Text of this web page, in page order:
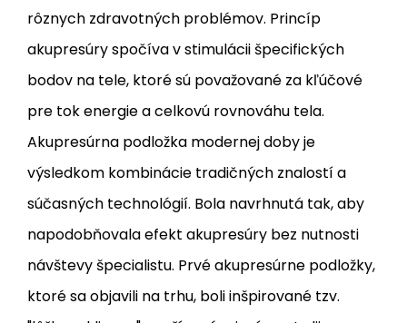
rôznych zdravotných problémov. Princíp
akupresúry spočíva v stimulácii špecifických
bodov na tele, ktoré sú považované za kľúčové
pre tok energie a celkovú rovnováhu tela.
Akupresúrna podložka modernej doby je
výsledkom kombinácie tradičných znalostí a
súčasných technológií. Bola navrhnutá tak, aby
napodobňovala efekt akupresúry bez nutnosti
návštevy špecialistu. Prvé akupresúrne podložky,
ktoré sa objavili na trhu, boli inšpirované tzv.